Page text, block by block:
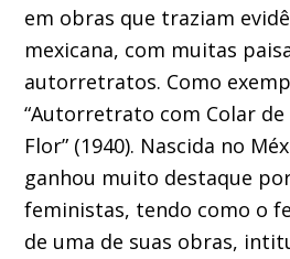
em obras que traziam
mexicana, com muitas
autorretratos. Como
“Autorretrato com Colar de
Flor” (1940). Nascida no
ganhou muito destaque
feministas, tendo como o
de uma de suas obras,